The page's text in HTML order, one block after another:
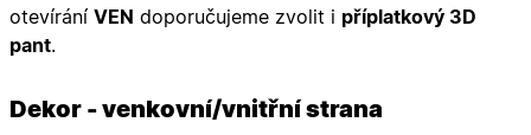
otevírání VEN doporučujeme zvolit i příplatkový 3D
pant.
Dekor - venkovní/vnitřní strana